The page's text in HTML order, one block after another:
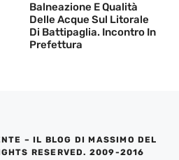
Balneazione E Qualità
Delle Acque Sul Litorale
Di Battipaglia. Incontro In
Prefettura
– IL BLOG DI MASSIMO DEL
RESERVED. 2009-2016